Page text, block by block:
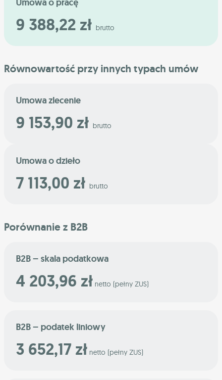
Umowa o pracę
9 388,22 zł brutto
Równowartość przy innych typach umów
Umowa zlecenie
9 153,90 zł brutto
Umowa o dzieło
7 113,00 zł brutto
Porównanie z B2B
B2B – skala podatkowa
4 203,96 zł netto (pełny ZUS)
B2B – podatek liniowy
3 652,17 zł netto (pełny ZUS)